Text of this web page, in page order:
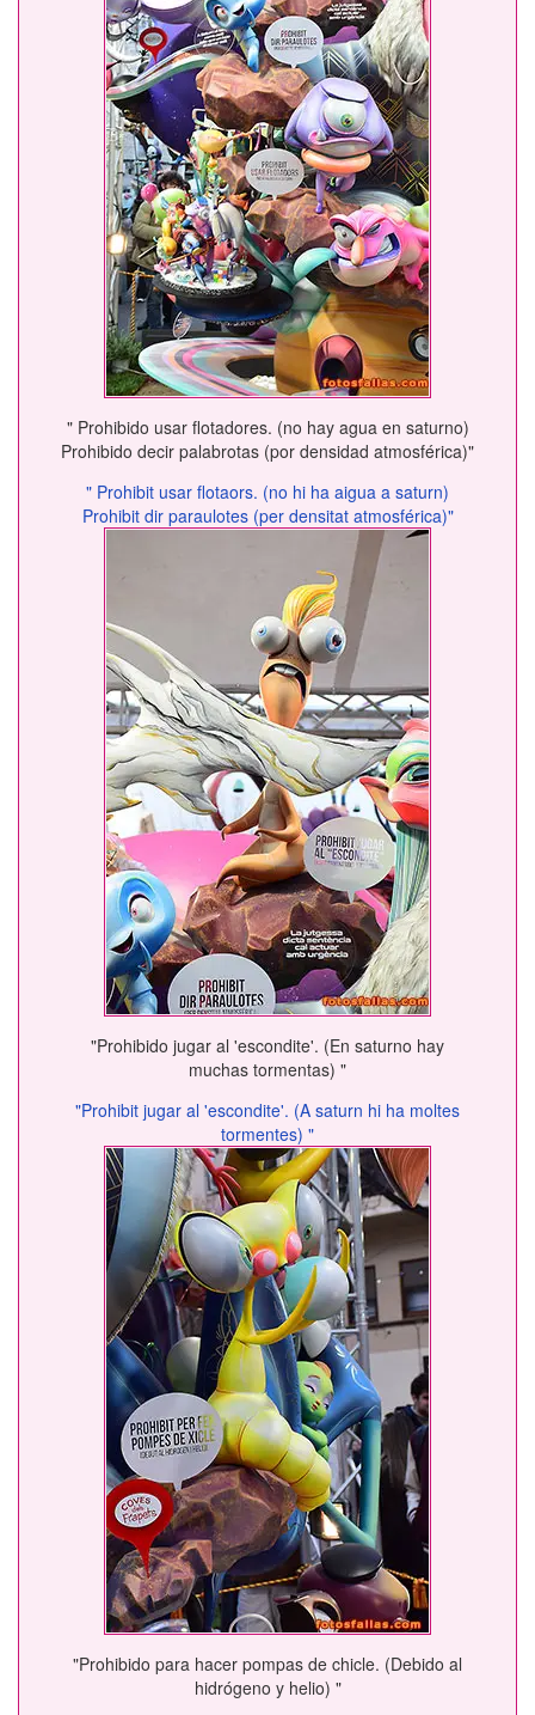
" Prohibido usar flotadores. (no hay agua en saturno)
Prohibido decir palabrotas (por densidad atmosférica)"
" Prohibit usar flotaors. (no hi ha aigua a saturn)
Prohibit dir paraulotes (per densitat atmosférica)"
"Prohibido jugar al 'escondite'. (En saturno hay
muchas tormentas) "
"Prohibit jugar al 'escondite'. (A saturn hi ha moltes
tormentes) "
"Prohibido para hacer pompas de chicle. (Debido al
hidrógeno y helio) "